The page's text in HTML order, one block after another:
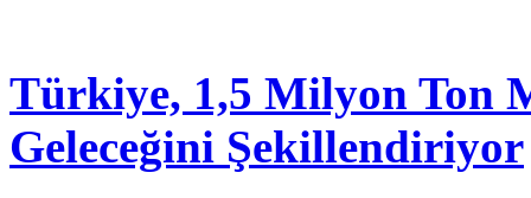
Türkiye, 1,5 Milyon Ton
Geleceğini Şekillendiriyor